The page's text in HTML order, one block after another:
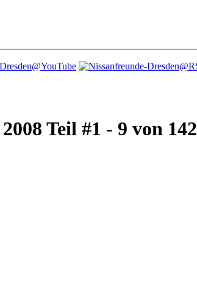
Teil #1 - 9 von 142